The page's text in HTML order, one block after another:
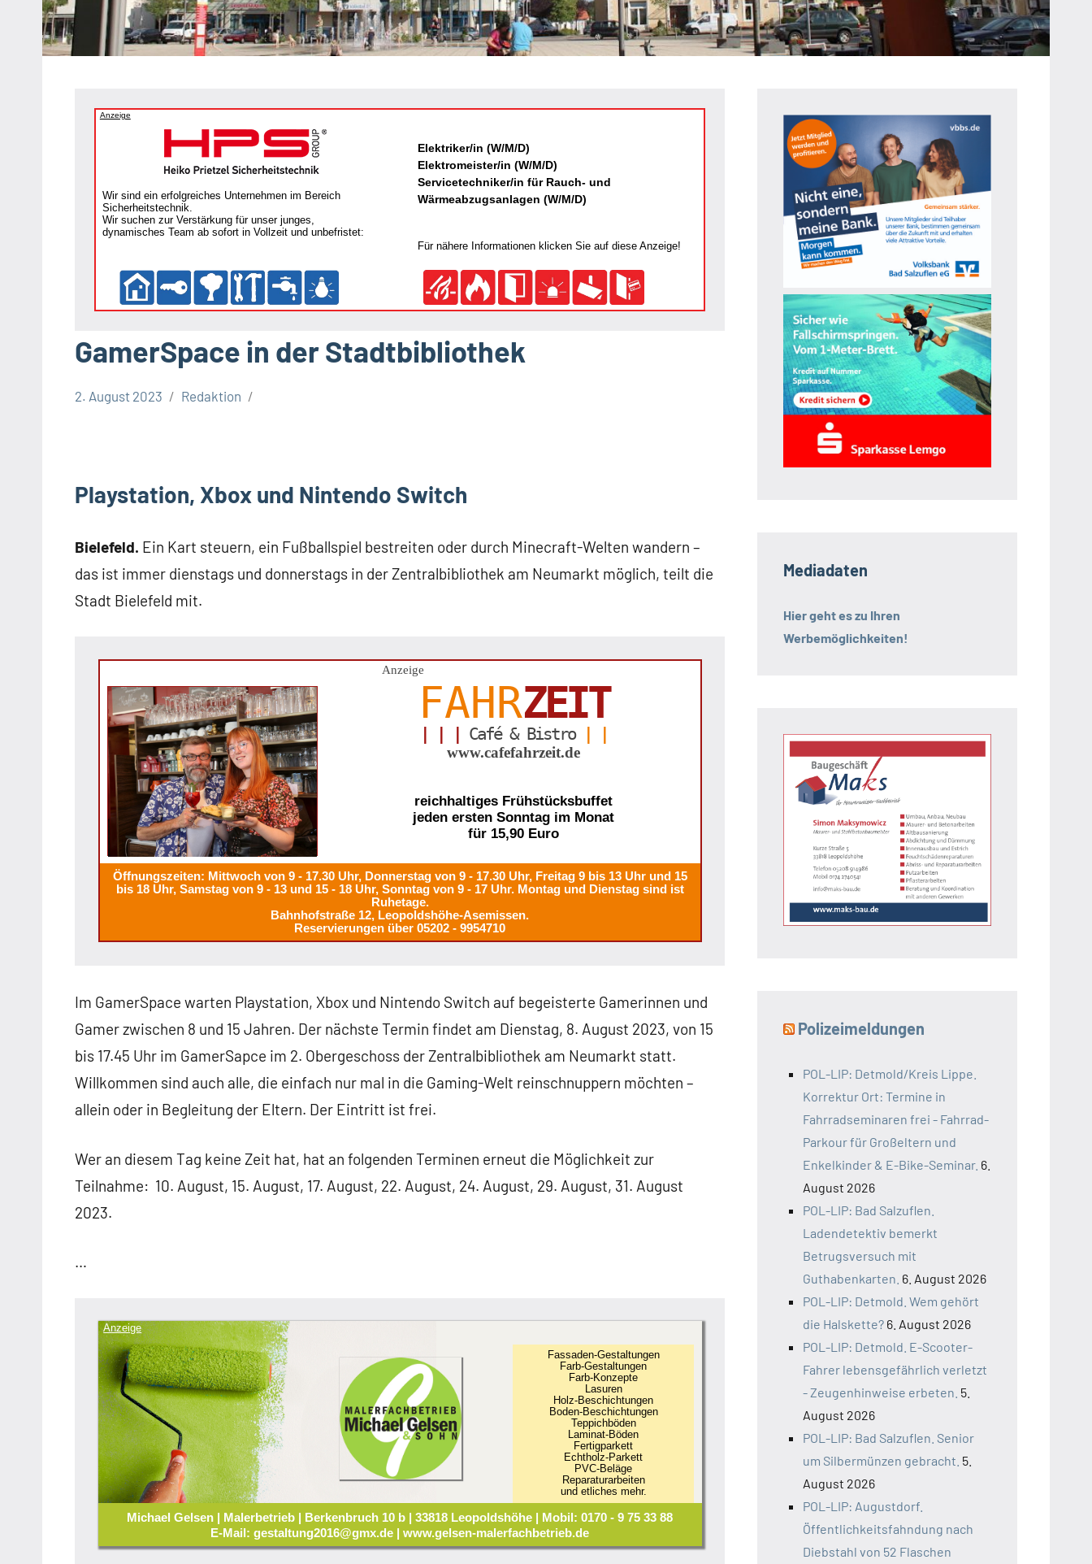
Heipke,
Leopoldshöhe,
Anzeige
Wir sind ein erfolgreiches Unternehmen im Bereich
Sicherheitstechnik.
Wir suchen zur Verstärkung für unser junges,
dynamisches Team ab sofort in Vollzeit und unbefristet:
Elektriker/in (W/M/D)
Elektromeister/in (W/M/D)
Servicetechniker/in für Rauch- und
Wärmeabzugsanlagen (W/M/D)
Für nähere Informationen klicken Sie auf diese Anzeige!
GamerSpace in der Stadtbibliothek
Stadt
2. August 2023 Redaktion
Playstation, Xbox und Nintendo Switch
Bielefeld. Ein Kart steuern, ein Fußballspiel bestreiten oder durch Minecraft-Welten wandern –
das ist immer dienstags und donnerstags in der Zentralbibliothek am Neumarkt möglich, teilt die
Stadt Bielefeld mit.
Anzeige
FAHRZEIT
Café & Bistro| |
www.cafefahrzeit.de
reichhaltiges Frühstücksbuffet
jeden ersten Sonntag im Monat
für 15,90 Euro
Öffnungszeiten: Mittwoch von 9 - 17.30 Uhr, Donnerstag von 9 - 17.30 Uhr, Freitag 9 bis 13 Uhr und 15
bis 18 Uhr, Samstag von 9 - 13 und 15 - 18 Uhr, Sonntag von 9 - 17 Uhr. Montag und Dienstag sind ist
Ruhetage.
Bahnhofstraße 12, Leopoldshöhe-Asemissen.
Reservierungen über 05202 - 9954710
Im GamerSpace warten Playstation, Xbox und Nintendo Switch auf begeisterte Gamerinnen und
Gamer zwischen 8 und 15 Jahren. Der nächste Termin findet am Dienstag, 8. August 2023, von 15
bis 17.45 Uhr im GamerSapce im 2. Obergeschoss der Zentralbibliothek am Neumarkt statt.
Willkommen sind auch alle, die einfach nur mal in die Gaming-Welt reinschnuppern möchten –
allein oder in Begleitung der Eltern. Der Eintritt ist frei.
Wer an diesem Tag keine Zeit hat, hat an folgenden Terminen erneut die Möglichkeit zur
Teilnahme: 10. August, 15. August, 17. August, 22. August, 24. August, 29. August, 31. August
2023.
…
Anzeige
Fassaden-Gestaltungen
Farb-Gestaltungen
Farb-Konzepte
Lasuren
Holz-Beschichtungen
Boden-Beschichtungen
Teppichböden
Laminat-Böden
Fertigparkett
Echtholz-Parkett
PVC-Beläge
Reparaturarbeiten
und etliches mehr.
Michael Gelsen | Malerbetrieb | Berkenbruch 10 b | 33818 Leopoldshöhe | Mobil: 0170 - 9 75 33 88
E-Mail: gestaltung2016@gmx.de | www.gelsen-malerfachbetrieb.de
Mediadaten
Hier geht es zu Ihren
Werbemöglichkeiten!
Polizeimeldungen
POL-LIP: Detmold/Kreis Lippe.
Korrektur Ort: Termine in
Fahrradseminaren frei - Fahrrad-
Parkour für Großeltern und
Enkelkinder & E-Bike-Seminar. 6.
August 2026
POL-LIP: Bad Salzuflen.
Ladendetektiv bemerkt
Betrugsversuch mit
Guthabenkarten. 6. August 2026
POL-LIP: Detmold. Wem gehört
die Halskette? 6. August 2026
POL-LIP: Detmold. E-Scooter-
Fahrer lebensgefährlich verletzt
- Zeugenhinweise erbeten. 5.
August 2026
POL-LIP: Bad Salzuflen. Senior
um Silbermünzen gebracht. 5.
August 2026
POL-LIP: Augustdorf.
Öffentlichkeitsfahndung nach
Diebstahl von 52 Flaschen